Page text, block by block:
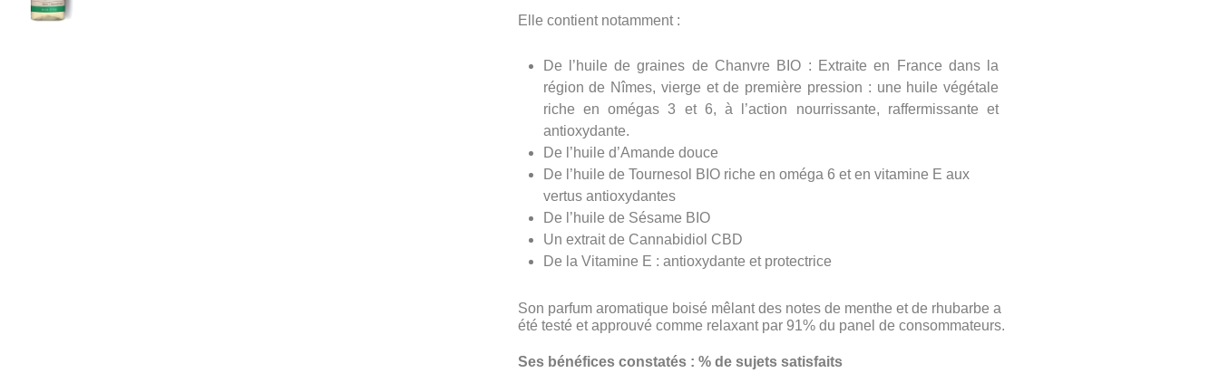
Elle contient notamment :
De l’huile de graines de Chanvre BIO : Extraite en France dans la
région de Nîmes, vierge et de première pression : une huile végétale
riche en omégas 3 et 6, à l’action nourrissante, raffermissante et
antioxydante.
De l’huile d’Amande douce
De l’huile de Tournesol BIO riche en oméga 6 et en vitamine E aux
vertus antioxydantes
De l’huile de Sésame BIO
Un extrait de Cannabidiol CBD
De la Vitamine E : antioxydante et protectrice
Son parfum aromatique boisé mêlant des notes de menthe et de rhubarbe a
été testé et approuvé comme relaxant par 91% du panel de consommateurs.
Ses bénéfices constatés : % de sujets satisfaits